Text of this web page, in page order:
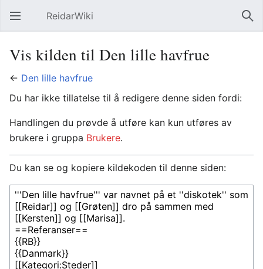
Åpne hovedmenyen ReidarWiki Søk
Vis kilden til Den lille havfrue
← Den lille havfrue
Du har ikke tillatelse til å redigere denne siden fordi:
Handlingen du prøvde å utføre kan kun utføres av
brukere i gruppa Brukere.
Du kan se og kopiere kildekoden til denne siden: